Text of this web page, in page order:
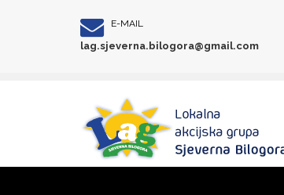
E-MAIL
lag.sjeverna.bilogora@gmail.com